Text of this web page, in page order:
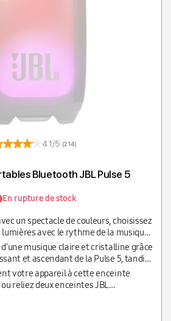
4.1/5 (214)
Bluetooth JBL Pulse 5
En rupture de stock
un spectacle de couleurs, choisissez
avec le rythme de la musique
avec l'application JBL Portable
d'une musique claire et cristalline grâce
et ascendant de la Pulse 5, tandis
produit des basses optimales
votre appareil à cette enceinte
reliez deux enceintes JBL